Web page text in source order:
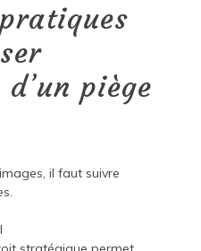
piège
il faut suivre